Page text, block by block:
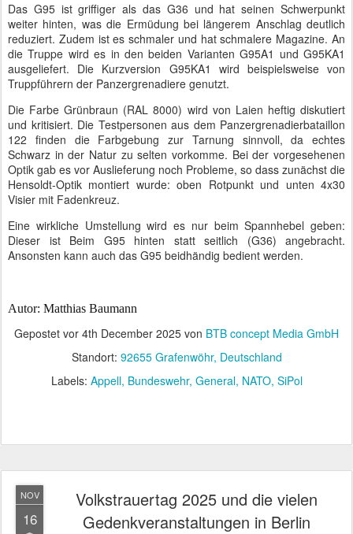
Das G95 ist griffiger als das G36 und hat seinen Schwerpunkt
weiter hinten, was die Ermüdung bei längerem Anschlag deutlich
reduziert. Zudem ist es schmaler und hat schmalere Magazine. An
die Truppe wird es in den beiden Varianten G95A1 und G95KA1
ausgeliefert. Die Kurzversion G95KA1 wird beispielsweise von
Truppführern der Panzergrenadiere genutzt.
Die Farbe Grünbraun (RAL 8000) wird von Laien heftig diskutiert
und kritisiert. Die Testpersonen aus dem Panzergrenadierbataillon
122 finden die Farbgebung zur Tarnung sinnvoll, da echtes
Schwarz in der Natur zu selten vorkomme. Bei der vorgesehenen
Optik gab es vor Auslieferung noch Probleme, so dass zunächst die
Hensoldt-Optik montiert wurde: oben Rotpunkt und unten 4x30
Visier mit Fadenkreuz.
Eine wirkliche Umstellung wird es nur beim Spannhebel geben:
Dieser ist Beim G95 hinten statt seitlich (G36) angebracht.
Ansonsten kann auch das G95 beidhändig bedient werden.
Autor: Matthias Baumann
Gepostet vor 4th December 2025 von BTB concept Media GmbH
Standort: 92655 Grafenwöhr, Deutschland
Labels: Appell Bundeswehr General NATO SiPol
NOV
16
Volkstrauertag 2025 und die vielen
Gedenkveranstaltungen in Berlin